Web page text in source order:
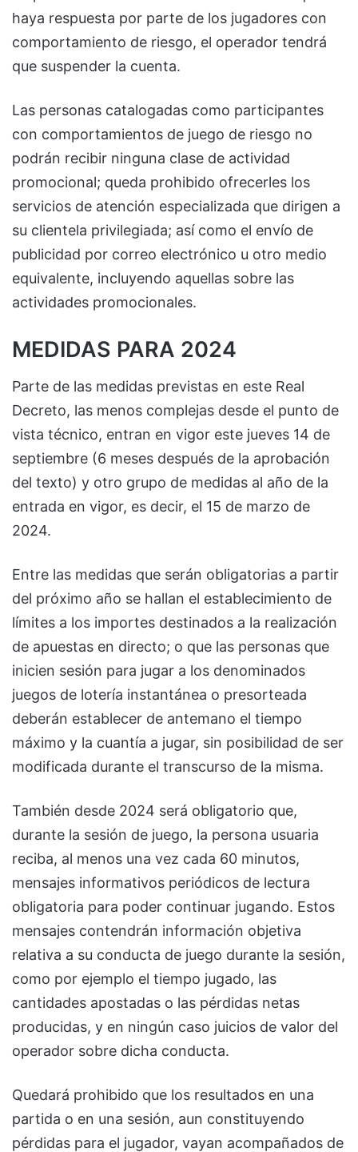
haya respuesta por parte de los jugadores con
comportamiento de riesgo, el operador tendrá
que suspender la cuenta.
Las personas catalogadas como participantes
con comportamientos de juego de riesgo no
podrán recibir ninguna clase de actividad
promocional; queda prohibido ofrecerles los
servicios de atención especializada que dirigen a
su clientela privilegiada; así como el envío de
publicidad por correo electrónico u otro medio
equivalente, incluyendo aquellas sobre las
actividades promocionales.
MEDIDAS PARA 2024
Parte de las medidas previstas en este Real
Decreto, las menos complejas desde el punto de
vista técnico, entran en vigor este jueves 14 de
septiembre (6 meses después de la aprobación
del texto) y otro grupo de medidas al año de la
entrada en vigor, es decir, el 15 de marzo de
2024.
Entre las medidas que serán obligatorias a partir
del próximo año se hallan el establecimiento de
límites a los importes destinados a la realización
de apuestas en directo; o que las personas que
inicien sesión para jugar a los denominados
juegos de lotería instantánea o presorteada
deberán establecer de antemano el tiempo
máximo y la cuantía a jugar, sin posibilidad de ser
modificada durante el transcurso de la misma.
También desde 2024 será obligatorio que,
durante la sesión de juego, la persona usuaria
reciba, al menos una vez cada 60 minutos,
mensajes informativos periódicos de lectura
obligatoria para poder continuar jugando. Estos
mensajes contendrán información objetiva
relativa a su conducta de juego durante la sesión,
como por ejemplo el tiempo jugado, las
cantidades apostadas o las pérdidas netas
producidas, y en ningún caso juicios de valor del
operador sobre dicha conducta.
Quedará prohibido que los resultados en una
partida o en una sesión, aun constituyendo
pérdidas para el jugador, vayan acompañados de